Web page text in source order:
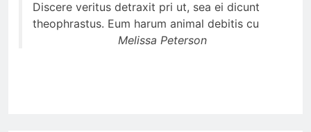
Discere veritus detraxit pri ut, sea ei dicunt
theophrastus. Eum harum animal debitis cu
Melissa Peterson